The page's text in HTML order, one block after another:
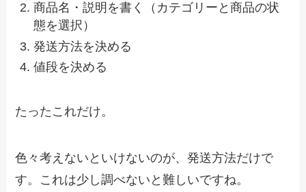
商品名・説明を書く（カテゴリーと商品の状
態を選択）
発送方法を決める
値段を決める
たったこれだけ。
色々考えないといけないのが、発送方法だけで
す。これは少し調べないと難しいですね。